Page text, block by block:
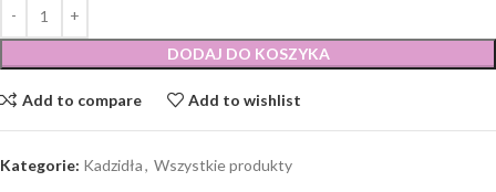
DODAJ DO KOSZYKA
Add to compare Add to wishlist
Kategorie: Kadzidła, Wszystkie produkty